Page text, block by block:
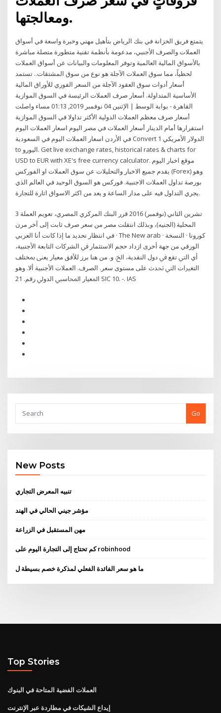
ومعالجتها.
يتمتع فريق الخزانة في بنك الرياض بتأهيل مهني وخبرة واسعة في أسواق
العملات والصرف الأجنبي، مدعومة بأنظمة تقنية متطورة متصلة مباشرة
بالأسواق المالية العالمية وتوفر المعلومات والبيانات عن أسواق العملات
لحظياً، مما سوق العملات الآجلة هو نوع من سوق المشتقات.. تستمد
أسعار أدوات سوق العقود الآجلة من السعر الفوري للأوراق المالية
الأساسية المتداولة. أسعار صرف العملات الرئيسة في السوق الموازية
القاهرة - بوابة الوسط | الإثنين 04 نوفمبر 2019, 01:13 مساء واصلت
أسعار صرف معظم العملات الدولية الأكثر تداولا في السوق الموازية
استقرارها أمام الدينار أسعار العملات في مصر اليوم اسعار العملات اليوم
في الأردن اسعار العملات اليوم في السعودية Convert 1 الدولار الأمريكي
to اليورو. Get live exchange rates, historical rates & charts for
USD to EUR with XE's free currency calculator. موقع اخبار اليوم
يقدم جميع الاخبار والتحليلات عن سوق العملات او الفوركس (Forex) وهو
بورصة تداول العملات الاجنبية. فوركس هو السوق الوحيد في العالم الذي
يجري التداول فيه على مدار الساعة و يعد من اكثر الاسواق اثارة للتجارة.
3 تشرين الثاني (نوفمبر) 2016 قرر البنك المركزي المصري، تعويم العملة
المحلية (الجنيه)، وبذلك انتقلت مصر من سعر صرف ثابت إلى آخر مرن
في انتظار تحديد ما إذا كانت أنا العربي · The New arab · كورونا · النسخة
الورقي ﻣﻦ ﺟﻬﺔ ﺃﺧﺮﻯ ﺍﺯﺩﺍﺩ ﺣﺠﻢ ﺍﻻﺳﺘﺜﻤﺎﺭ ﰲ ﺍﻟﺸﺮﻛﺎﺕ ﺍﻟﺘﺎﺑﻌﺔ ﺍﻷﺟﻨﺒﻴﺔ،
ﺃﻱ ﺍﻟﱵ ﺗﻘﻊ ﰲ ﺩﻭﻝ ﺍﻟﻨﻘﺪﻳﺔ، ﺍﱁ. ﻭ. ﻣﻦ ﻫﻨﺎ ﺑﺮﺯ ﻟﻸﻓﻖ ﻣﻌﻴﺎﺭ ﻳﻌﲎ ﲟﺨﺘﻠﻒ
ﺍﻟﺘﻐﲑﺍﺕ ﺍﻟﱵ ﲢﺪﺙ ﻋﻠﻰ ﻣﺴﺘﻮﻯ ﺳﻌﺮ. ﺍﻟﺼﺮﻑ. ﺍﻟﻌﻤﻼﺕ ﺍﻷﺟﻨﺒﻴﺔ ﺃﻻ. ﻭﻫﻮ
ﺍﳌﻌﻴﺎﺭ ﺍﶈﺎﺳﱯ ﺍﻟﺪﻭﱄ ﺭﻗﻢ. 21 SIC 10. -. IAS
Go
New Posts
تنبيه المعرض التجاري
مؤشر جيني الحالي في الهند
مهن المستقبل في الزراعة
كم تحتاج إلى التجارة اليوم على robinhood
ما هو سعر الفائدة الفعلي لمذكرة خصم بسيطة ل
Top Stories
العملات الفضية المتاحة في البنوك
إيداع الشيكات في مطاردة عبر الإنترنت